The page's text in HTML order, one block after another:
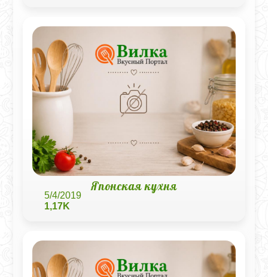
Японская кухня
5/4/2019
1,17K